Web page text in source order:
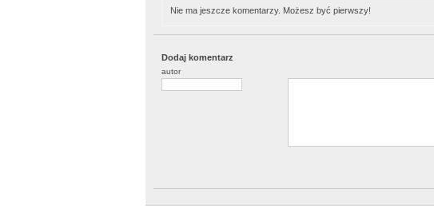
Nie ma jeszcze komentarzy. Możesz być pierwszy!
Dodaj komentarz
autor